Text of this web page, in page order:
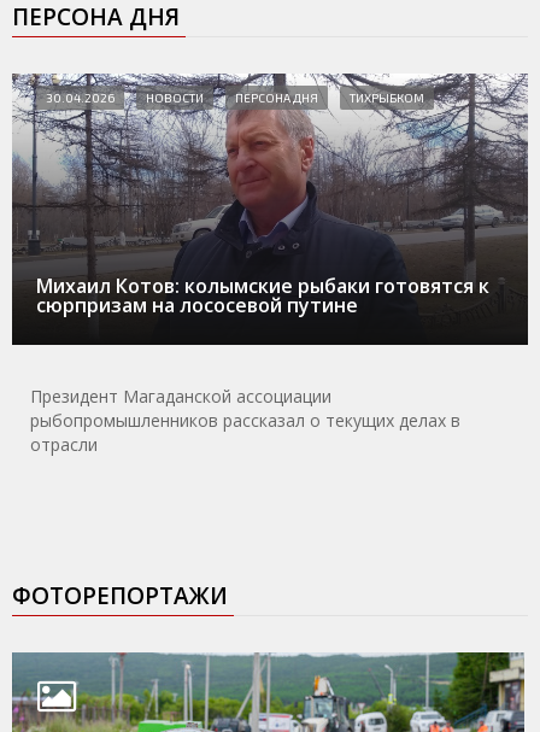
ПЕРСОНА ДНЯ
Михаил Котов: колымские рыбаки готовятся к
сюрпризам на лососевой путине
30.04.2026 НОВОСТИ ПЕРСОНА ДНЯ ТИХРЫБКОМ
Президент Магаданской ассоциации
рыбопромышленников рассказал о текущих делах в
отрасли
ФОТОРЕПОРТАЖИ